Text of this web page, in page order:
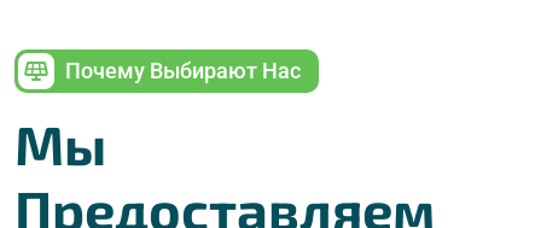
Почему Выбирают Нас
Мы
Предоставляем